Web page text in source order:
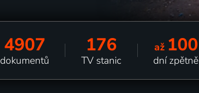
4907
dokumentů
176
TV stanic
až 100
dní zpětně